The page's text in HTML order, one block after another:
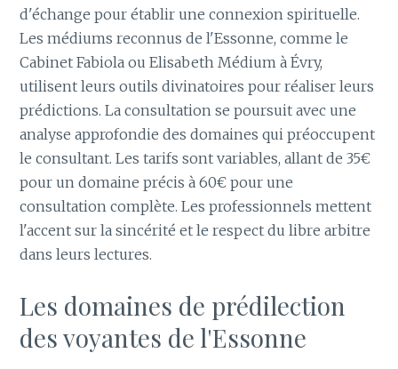
d'échange pour établir une connexion spirituelle.
Les médiums reconnus de l'Essonne, comme le
Cabinet Fabiola ou Elisabeth Médium à Évry,
utilisent leurs outils divinatoires pour réaliser leurs
prédictions. La consultation se poursuit avec une
analyse approfondie des domaines qui préoccupent
le consultant. Les tarifs sont variables, allant de 35€
pour un domaine précis à 60€ pour une
consultation complète. Les professionnels mettent
l'accent sur la sincérité et le respect du libre arbitre
dans leurs lectures.
Les domaines de prédilection
des voyantes de l'Essonne